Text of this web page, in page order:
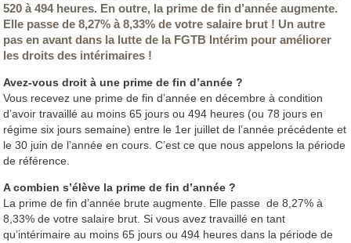
520 à 494 heures. En outre, la prime de fin d’année augmente.
Elle passe de 8,27% à 8,33% de votre salaire brut ! Un autre
pas en avant dans la lutte de la FGTB Intérim pour améliorer
les droits des intérimaires !
Avez-vous droit à une prime de fin d’année ?
Vous recevez une prime de fin d’année en décembre à condition
d’avoir travaillé au moins 65 jours ou 494 heures (ou 78 jours en
régime six jours semaine) entre le 1er juillet de l’année précédente et
le 30 juin de l’année en cours. C’est ce que nous appelons la période
de référence.
A combien s’élève la prime de fin d’année ?
La prime de fin d’année brute augmente. Elle passe de 8,27% à
8,33% de votre salaire brut. Si vous avez travaillé en tant
qu’intérimaire au moins 65 jours ou 494 heures dans la période de